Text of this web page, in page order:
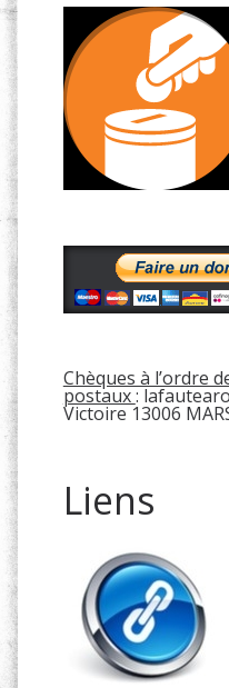
Chèques à l’ordre
postaux:
Victoire 13006
Liens